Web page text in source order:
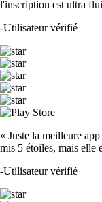
l'inscription est ultra
-Utilisateur vérifié
« Juste la meilleure
mis 5 étoiles, mais elle
-Utilisateur vérifié